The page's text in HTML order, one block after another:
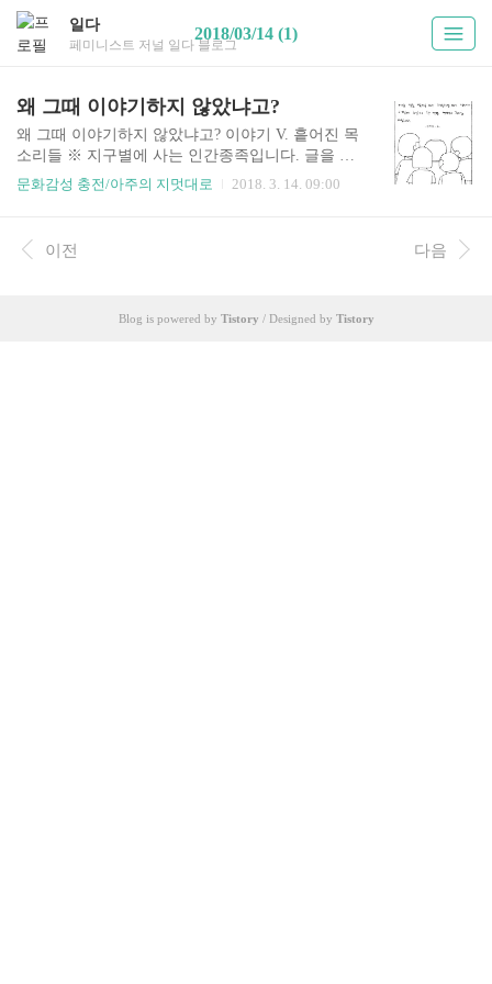
일다
페미니스트 저널 일다 블로그
2018/03/14 (1)
왜 그때 이야기하지 않았냐고?
왜 그때 이야기하지 않았냐고? 이야기 V. 흩어진 목
소리들 ※ 지구별에 사는 인간종족입니다. 글을 그
리고 그림을 씁니다. [작가 소개: 아주] 페미니스트
문화감성 충전/아주의 지멋대로 2018. 3. 14. 09:00
이전 다음
Blog is powered by Tistory / Designed by Tistory